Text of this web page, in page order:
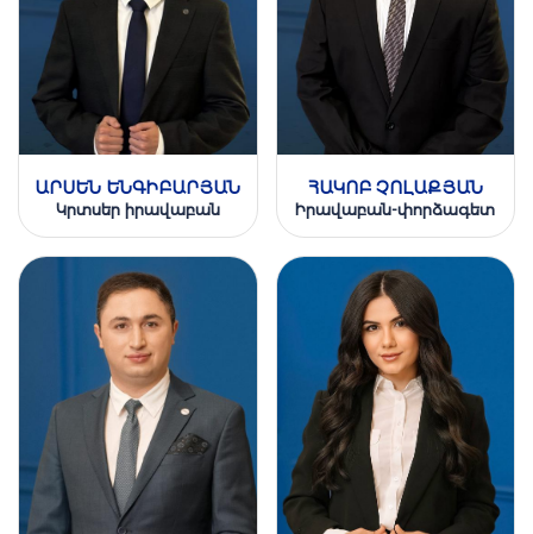
ԱՐՍԵՆ ԵՆԳԻԲԱՐՅԱՆ
Կրտսեր իրավաբան
ՀԱԿՈԲ ՉՈԼԱՔՅԱՆ
Իրավաբան-փորձագետ